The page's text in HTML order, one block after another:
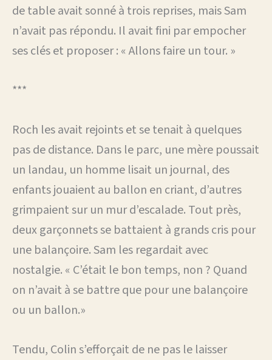
de table avait sonné à trois reprises, mais Sam
n’avait pas répondu. Il avait fini par empocher
ses clés et proposer : « Allons faire un tour. »
***
Roch les avait rejoints et se tenait à quelques
pas de distance. Dans le parc, une mère poussait
un landau, un homme lisait un journal, des
enfants jouaient au ballon en criant, d’autres
grimpaient sur un mur d’escalade. Tout près,
deux garçonnets se battaient à grands cris pour
une balançoire. Sam les regardait avec
nostalgie. « C’était le bon temps, non ? Quand
on n’avait à se battre que pour une balançoire
ou un ballon.»
Tendu, Colin s’efforçait de ne pas le laisser